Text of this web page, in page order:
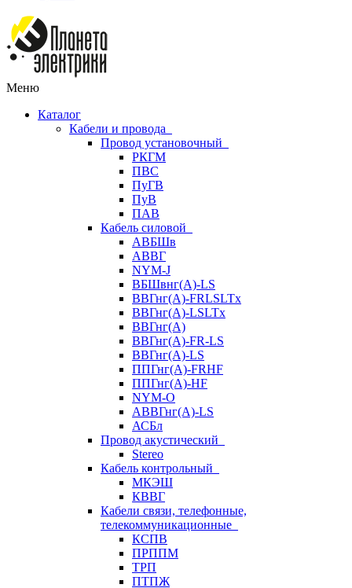
Меню
Каталог
Кабели и провода
Провод установочный
РКГМ
ПВС
ПуГВ
ПуВ
ПАВ
Кабель силовой
АВБШв
АВВГ
NYM-J
ВБШвнг(А)-LS
ВВГнг(A)-FRLSLTx
ВВГнг(A)-LSLTx
ВВГнг(А)
ВВГнг(А)-FR-LS
ВВГнг(А)-LS
ППГнг(А)-FRHF
ППГнг(А)-HF
NYM-O
АВВГнг(А)-LS
АСБл
Провод акустический
Stereo
Кабель контрольный
МКЭШ
КВВГ
Кабели связи, телефонные,
телекоммуникационные
КСПВ
ПРППМ
ТРП
ПТПЖ